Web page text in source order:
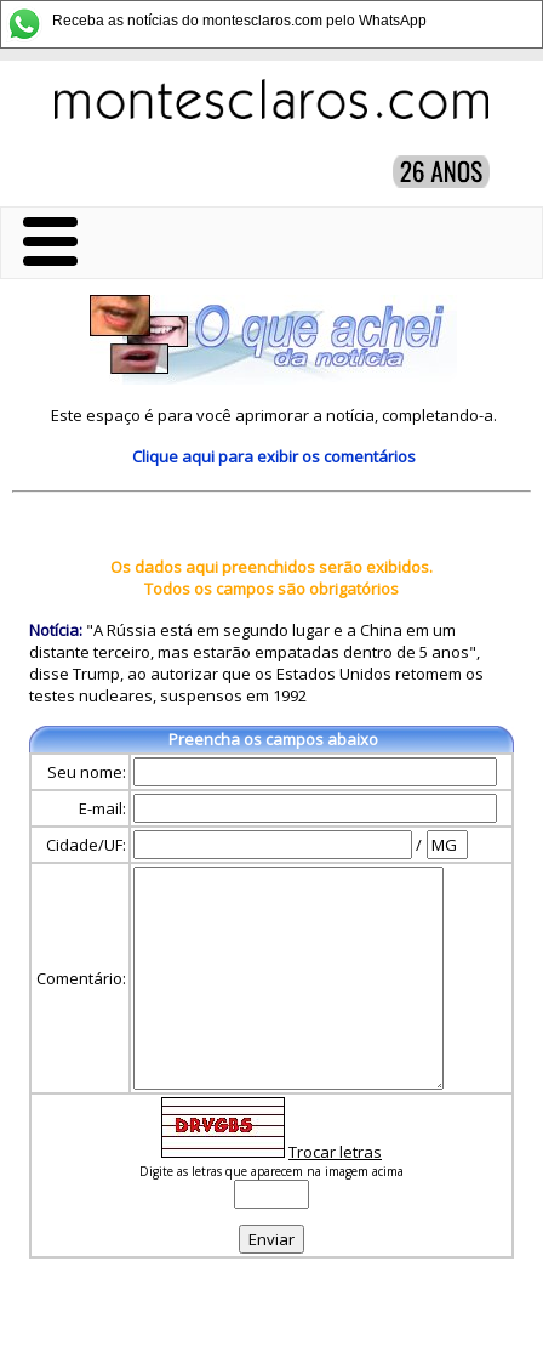
Receba as notícias do montesclaros.com pelo WhatsApp
Este espaço é para você aprimorar a notícia, completando-a.
Clique aquipara exibir os comentários
Os dados aqui preenchidos serão exibidos.
Todos os campos são obrigatórios
Notícia: "A Rússia está em segundo lugar e a China em um
distante terceiro, mas estarão empatadas dentro de 5 anos",
disse Trump, ao autorizar que os Estados Unidos retomem os
testes nucleares, suspensos em 1992
Preencha os campos abaixo
Seu nome:
E-mail:
Cidade/UF:
/
Comentário:
Trocar letras
Digite as letras que aparecem na imagem acima